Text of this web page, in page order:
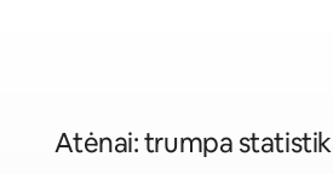
Atėnai: trumpa